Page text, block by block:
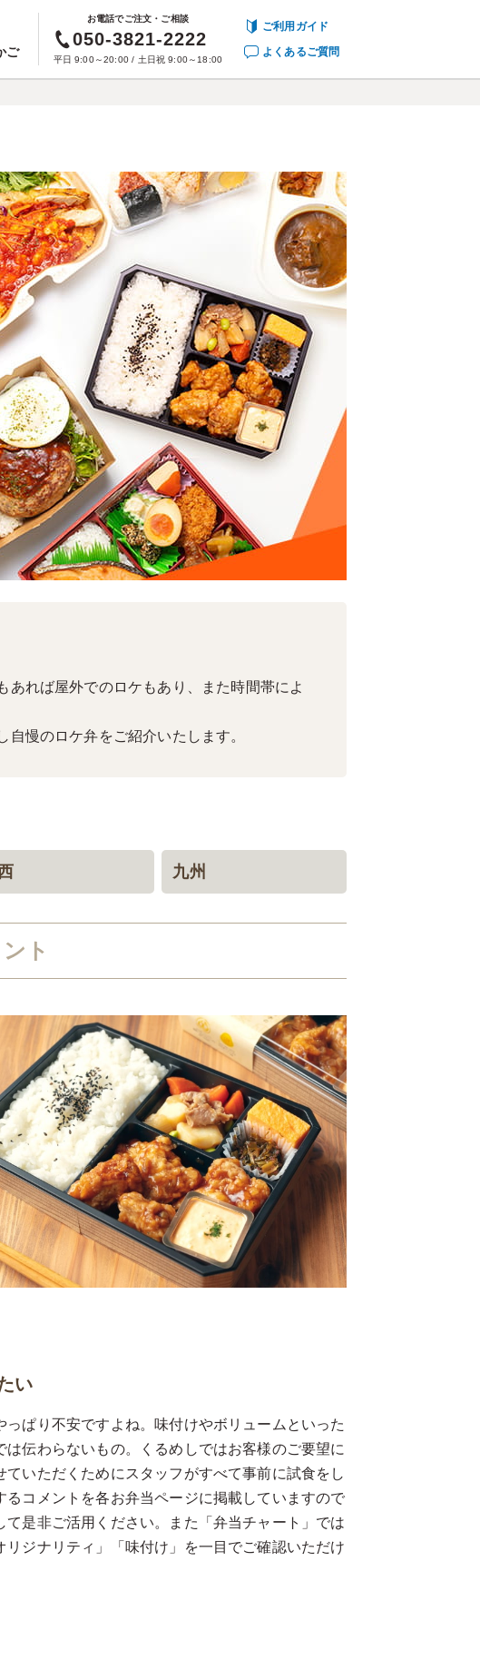
ご
お電話でご注文・ご相談
050-3821-2222
平日 9:00～20:00 / 土日祝 9:00～18:00
ご利用ガイド
よくあるご質問
れば屋外でのロケもあり、また時間帯によ
慢のロケ弁をご紹介いたします。
九州
ト
い
っぱり不安ですよね。味付けやボリュームといった
は伝わらないもの。くるめしではお客様のご要望に
ていただくためにスタッフがすべて事前に試食をし
るコメントを各お弁当ページに掲載していますので
て是非ご活用ください。また「弁当チャート」では
リジナリティ」「味付け」を一目でご確認いただけ